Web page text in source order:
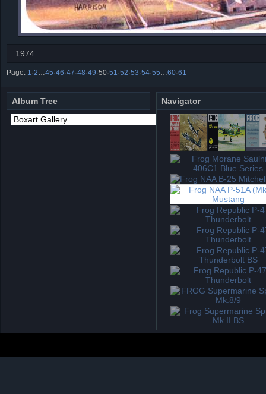
1974
Page: 1 ·2 45·46·47·48·49·50·51 ·52·53·54·55 60·61
Album Tree Navigator